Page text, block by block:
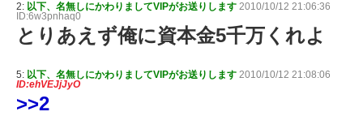
2: 以下、名無しにかわりましてVIPがお送りします 2010/10/12 21:06:36
ID:6w3pnhaq0
とりあえず俺に資本金5千万くれよ
5: 以下、名無しにかわりましてVIPがお送りします 2010/10/12 21:08:06
ID:ehVEJjJyO
>>2